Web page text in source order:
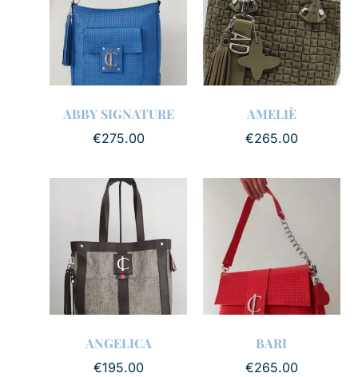
ABBY SIGNATURE
€275.00
AMELIÈ
€265.00
ANGELICA
€195.00
BARI
€265.00